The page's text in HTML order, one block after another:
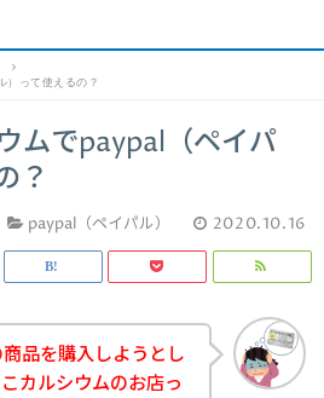
）って使えるの？
ムでpaypal（ペイパ
？
paypal（ペイパル） 2020.10.16
品を購入しようとし
カルシウムのお店っ